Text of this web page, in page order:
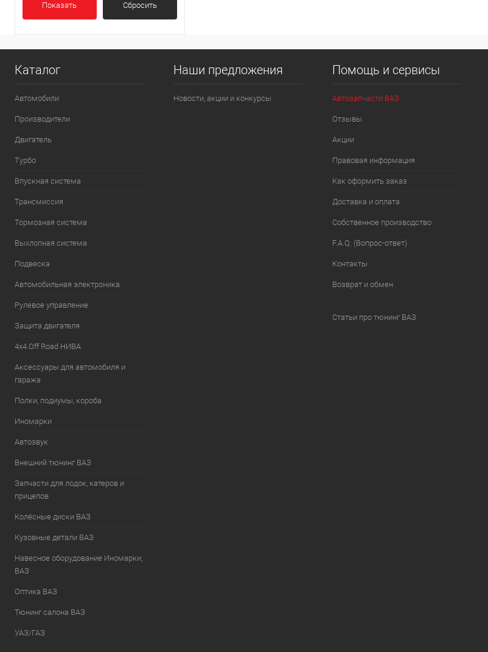
Показать Сбросить
Каталог
Автомобили
Производители
Двигатель
Турбо
Впускная система
Трансмиссия
Тормозная система
Выхлопная система
Подвеска
Автомобильная электроника
Рулевое управление
Защита двигателя
4х4.Off Road НИВА
Аксессуары для автомобиля и
гаража
Полки, подиумы, короба
Иномарки
Автозвук
Внешний тюнинг ВАЗ
Запчасти для лодок, катеров и
прицепов
Колёсные диски ВАЗ
Кузовные детали ВАЗ
Навесное оборудование Иномарки,
ВАЗ
Оптика ВАЗ
Тюнинг салона ВАЗ
УАЗ/ГАЗ
Наши предложения
Новости, акции и конкурсы
Помощь и сервисы
Автозапчасти ВАЗ
Отзывы
Акции
Правовая информация
Как оформить заказ
Доставка и оплата
Собственное производство
F.A.Q. (Вопрос-ответ)
Контакты
Возврат и обмен
Статьи про тюнинг ВАЗ